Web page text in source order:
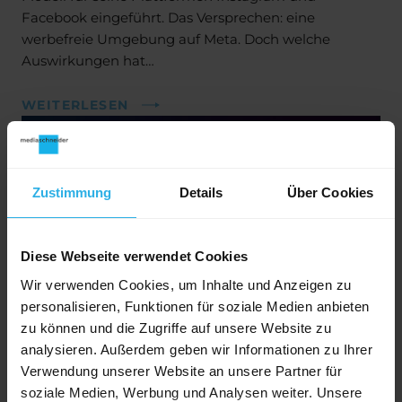
Zustimmung Details Über Cookies
Diese Webseite verwendet Cookies
Wir verwenden Cookies, um Inhalte und Anzeigen zu
personalisieren, Funktionen für soziale Medien anbieten
zu können und die Zugriffe auf unsere Website zu
analysieren. Außerdem geben wir Informationen zu Ihrer
Verwendung unserer Website an unsere Partner für
soziale Medien, Werbung und Analysen weiter. Unsere
Facebook eingeführt. Das Versprechen: eine
werbefreie Umgebung auf Meta. Doch welche
Auswirkungen hat…
WEITERLESEN
SOCIAL MEDIA
Werbung auf TikTok – Wie wirkt’s? Was
wirkt?